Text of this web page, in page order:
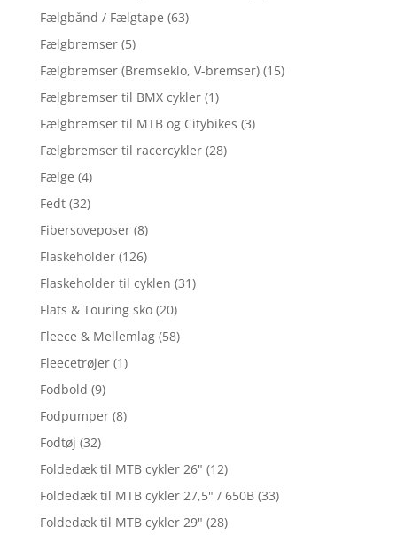
Fælgbånd / Fælgtape (63)
Fælgbremser (5)
Fælgbremser (Bremseklo, V-bremser) (15)
Fælgbremser til BMX cykler (1)
Fælgbremser til MTB og Citybikes (3)
Fælgbremser til racercykler (28)
Fælge (4)
Fedt (32)
Fibersoveposer (8)
Flaskeholder (126)
Flaskeholder til cyklen (31)
Flats & Touring sko (20)
Fleece & Mellemlag (58)
Fleecetrøjer (1)
Fodbold (9)
Fodpumper (8)
Fodtøj (32)
Foldedæk til MTB cykler 26" (12)
Foldedæk til MTB cykler 27,5" / 650B (33)
Foldedæk til MTB cykler 29" (28)